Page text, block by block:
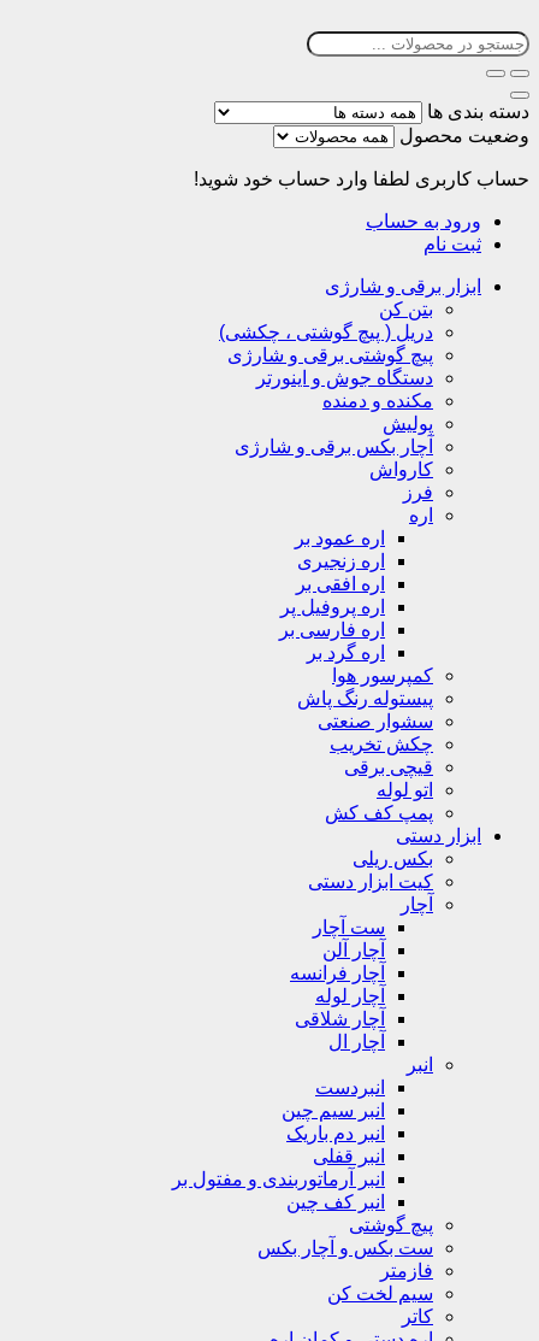
دسته بندی ها
وضعیت محصول
حساب کاربری لطفا وارد حساب خود شوید!
ورود به حساب
ثبت نام
ابزار برقی و شارژی
بتن کن
دریل ( پیچ گوشتی ، چکشی)
پیچ گوشتی برقی و شارژی
دستگاه جوش و اینورتر
مکنده و دمنده
پولیش
آچار بکس برقی و شارژی
کارواش
فرز
اره
اره عمود بر
اره زنجیری
اره افقی بر
اره پروفیل پر
اره فارسی بر
اره گرد بر
کمپرسور هوا
پیستوله رنگ پاش
سشوار صنعتی
چکش تخریب
قیچی برقی
اتو لوله
پمپ کف کش
ابزار دستی
بکس ریلی
کیت ابزار دستی
آچار
ست آچار
آچار آلن
آچار فرانسه
آچار لوله
آچار شلاقی
آچار ال
انبر
انبردست
انبر سیم چین
انبر دم باریک
انبر قفلی
انبر آرماتوربندی و مفتول بر
انبر کف چین
پیچ گوشتی
ست بکس و آچار بکس
فازمتر
سیم لخت کن
کاتر